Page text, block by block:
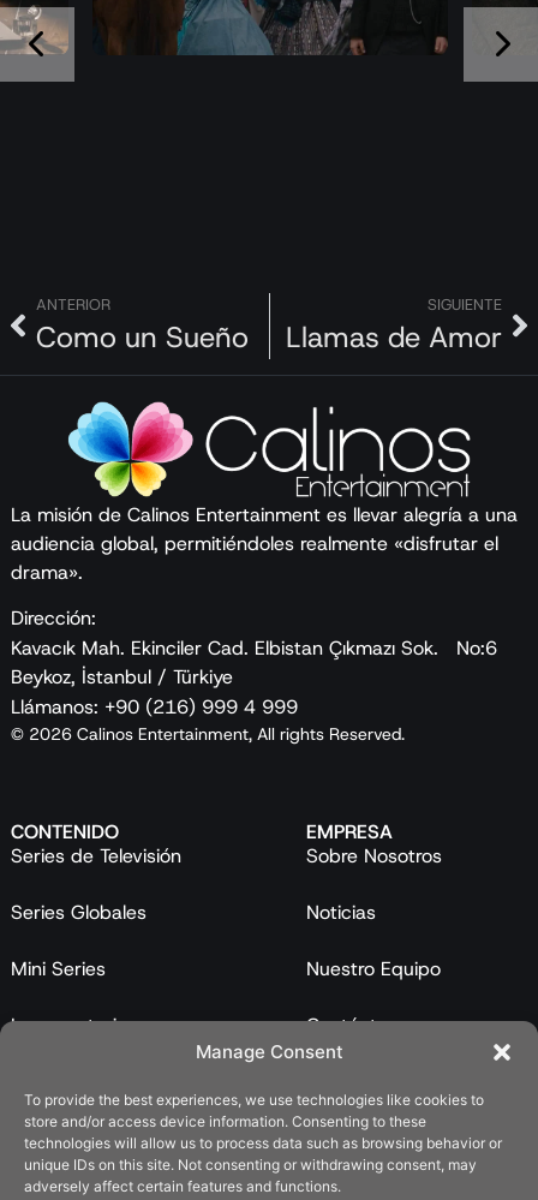
Manage Consent
To provide the best experiences, we use technologies like cookies to
store and/or access device information. Consenting to these
technologies will allow us to process data such as browsing behavior or
unique IDs on this site. Not consenting or withdrawing consent, may
adversely affect certain features and functions.
ANTERIOR
Como un Sueño
SIGUIENTE
Llamas de Amor
La misión de Calinos Entertainment es llevar alegría a una
audiencia global, permitiéndoles realmente «disfrutar el
drama».
Dirección:
Kavacık Mah. Ekinciler Cad. Elbistan Çıkmazı Sok. No:6
Beykoz, İstanbul / Türkiye
Llámanos: +90 (216) 999 4 999
© 2026 Calinos Entertainment, All rights Reserved.
CONTENIDO
Series de Televisión
Series Globales
Mini Series
Largometrajes
Catálogo
EMPRESA
Sobre Nosotros
Noticias
Nuestro Equipo
Contáctanos
LEGAL